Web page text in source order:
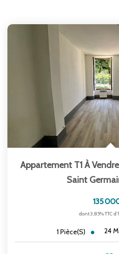
Appartement T1 À
Saint
135
dont 3,85% TTC
1 Pièce(s) 24